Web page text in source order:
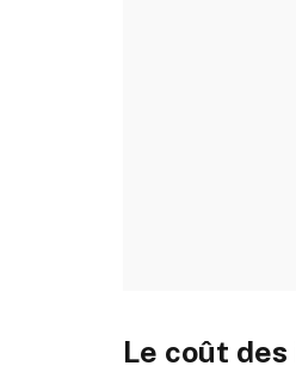
Le coût